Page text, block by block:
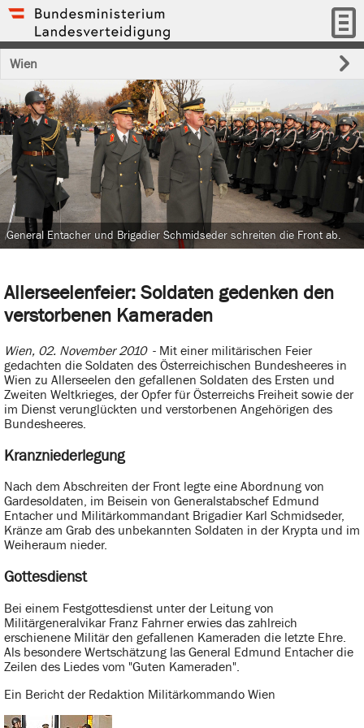
Wien
Allerseelenfeier: Soldaten gedenken den
verstorbenen Kameraden
Wien, 02. November 2010 - Mit einer militärischen Feier
gedachten die Soldaten des Österreichischen Bundesheeres in
Wien zu Allerseelen den gefallenen Soldaten des Ersten und
Zweiten Weltkrieges, der Opfer für Österreichs Freiheit sowie der
im Dienst verunglückten und verstorbenen Angehörigen des
Bundesheeres.
Kranzniederlegung
Nach dem Abschreiten der Front legte eine Abordnung von
Gardesoldaten, im Beisein von Generalstabschef Edmund
Entacher und Militärkommandant Brigadier Karl Schmidseder,
Kränze am Grab des unbekannten Soldaten in der Krypta und im
Weiheraum nieder.
Gottesdienst
Bei einem Festgottesdienst unter der Leitung von
Militärgeneralvikar Franz Fahrner erwies das zahlreich
erschienene Militär den gefallenen Kameraden die letzte Ehre.
Als besondere Wertschätzung las General Edmund Entacher die
Zeilen des Liedes vom "Guten Kameraden".
Ein Bericht der Redaktion Militärkommando Wien
General Entacher und Brigadier Schmidseder schreiten die Front ab.